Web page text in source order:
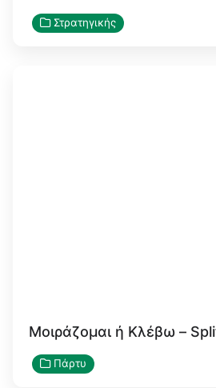
Στρατηγικής
Μοιράζομαι ή Κλέβω –
Πάρτυ